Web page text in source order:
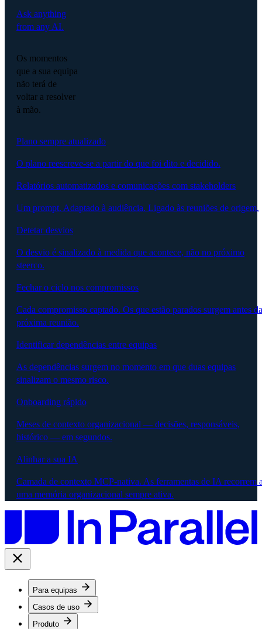
Ask anything
from any AI.
Os momentos
que a sua equipa
não terá de
voltar a resolver
à mão.
Plano sempre atualizado
O plano reescreve-se a partir do que foi dito e decidido.
Relatórios automatizados e comunicações com stakeholders
Um prompt. Adaptado à audiência. Ligado às reuniões de origem.
Detetar desvios
O desvio é sinalizado à medida que acontece, não no próximo
steerco.
Fechar o ciclo nos compromissos
Cada compromisso captado. Os que estão parados surgem antes da
próxima reunião.
Identificar dependências entre equipas
As dependências surgem no momento em que duas equipas
sinalizam o mesmo risco.
Onboarding rápido
Meses de contexto organizacional — decisões, responsáveis,
histórico — em segundos.
Alinhar a sua IA
Camada de contexto MCP-nativa. As ferramentas de IA recorrem
uma memória organizacional sempre ativa.
Para equipas
Casos de uso
Produto